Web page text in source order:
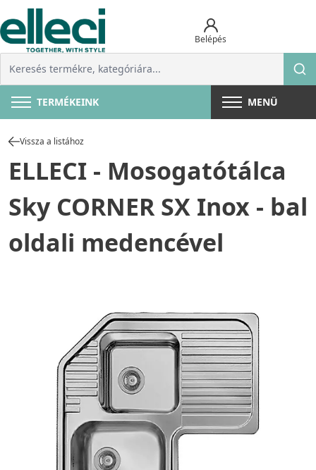
Belépés
TERMÉKEINK MENÜ
Vissza a listához
ELLECI - Mosogatótálca
Sky CORNER SX Inox - bal
oldali medencével